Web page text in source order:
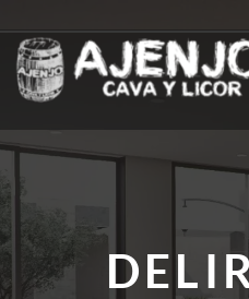
al
contenido